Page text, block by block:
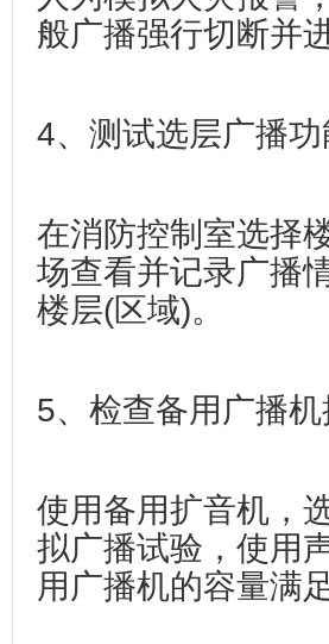
般广播强行切断并
4、测试选层广播功
在消防控制室选择
场查看并记录广播
楼层(区域)。
‌5、检查备用广播
使用备用扩音机，
拟广播试验，使用
用广播机的容量满